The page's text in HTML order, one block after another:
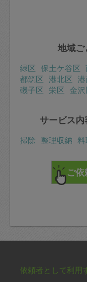
地域ご
緑区 保土ケ谷区
都筑区 港北区
磯子区 栄区 金
サービス
掃除 整理収納
依頼者として利用